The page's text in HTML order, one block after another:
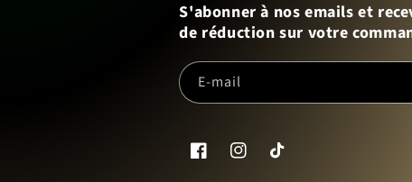
S'abonner à nos emails et
de réduction sur votre
E-mail
FacebookInstagramTikTok